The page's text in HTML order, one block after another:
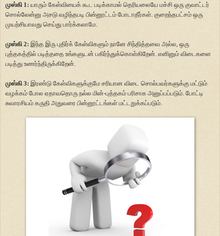
முஸ்கி 1: யாரும் கேள்வியைக் கூட படிக்காமல் தெரியலையே மச்சி ஒரு குவாட்டர்
சொல்லேன்னு அசடு வழிந்தபடி பின்னூட்டம் போடாதீர்கள். குறைந்தபட்சம் ஒரு
முயற்சியாவது செய்து பார்க்கலாமே.
முஸ்கி 2: இந்த இரு புதிர்க் கேள்விகளும் நானே சிந்தித்தவை அல்ல, ஒரு
புத்தகத்தில் படித்ததை உங்களுடன் பகிர்ந்துக்கொள்கிறேன். எனினும் விடைகளை
படித்து உணர்ந்திருக்கிறேன்.
முஸ்கி 3: இரண்டு கேள்விகளுக்குமே சரியான விடை சொல்பவர்களுக்கு மட்டும்
வழக்கம் போல ஏதாவதொரு நல்ல மின்-புத்தகம் பரிசாக அனுப்பப்படும். போட்டி
சுவாரசியம் கருதி அதுவரை பின்னூட்டங்கள் மட்டறுக்கப்படும்.